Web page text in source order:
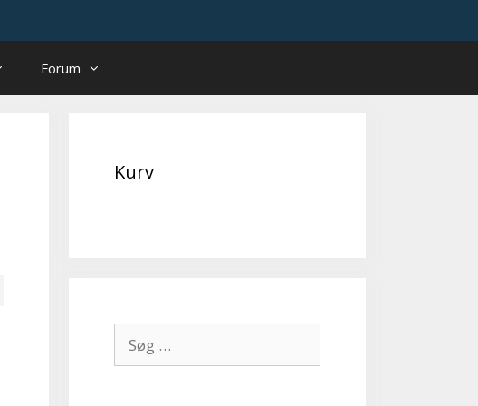
Forum
Kurv
efter: